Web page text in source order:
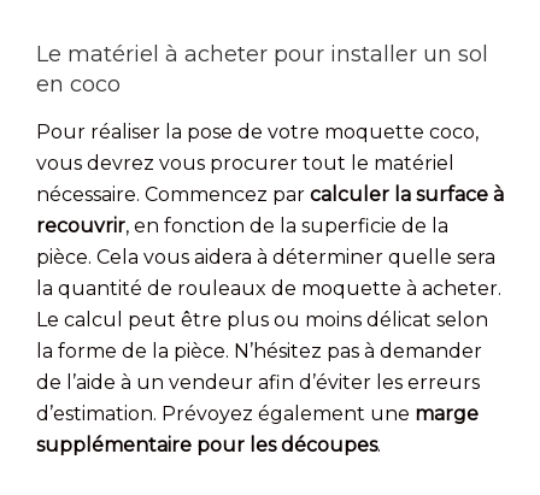
Le matériel à acheter pour installer un sol
en coco
Pour réaliser la pose de votre moquette coco,
vous devrez vous procurer tout le matériel
nécessaire. Commencez par calculer la surface à
recouvrir, en fonction de la superficie de la
pièce. Cela vous aidera à déterminer quelle sera
la quantité de rouleaux de moquette à acheter.
Le calcul peut être plus ou moins délicat selon
la forme de la pièce. N’hésitez pas à demander
de l’aide à un vendeur afin d’éviter les erreurs
d’estimation. Prévoyez également une marge
supplémentaire pour les découpes.